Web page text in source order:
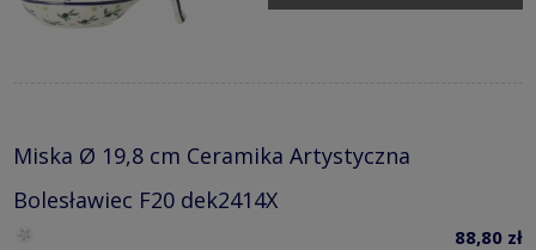
Miska Ø 19,8 cm Ceramika Artystyczna
Bolesławiec F20 dek2414X
88,80 zł